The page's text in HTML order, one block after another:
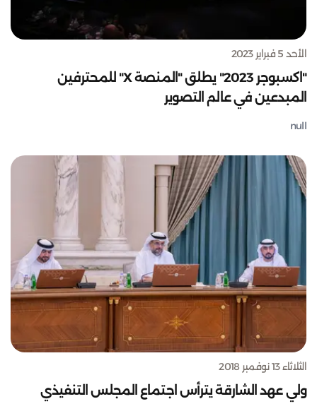
الأحد 5 فبراير 2023
"اكسبوجر 2023" يطلق "المنصة X" للمحترفين
المبدعين في عالم التصوير
null
الثلاثاء 13 نوفمبر 2018
ولي عهد الشارقة يترأس اجتماع المجلس التنفيذي